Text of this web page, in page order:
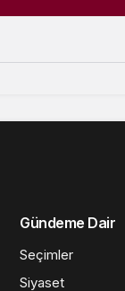
Gündeme Dair
Seçimler
Siyaset